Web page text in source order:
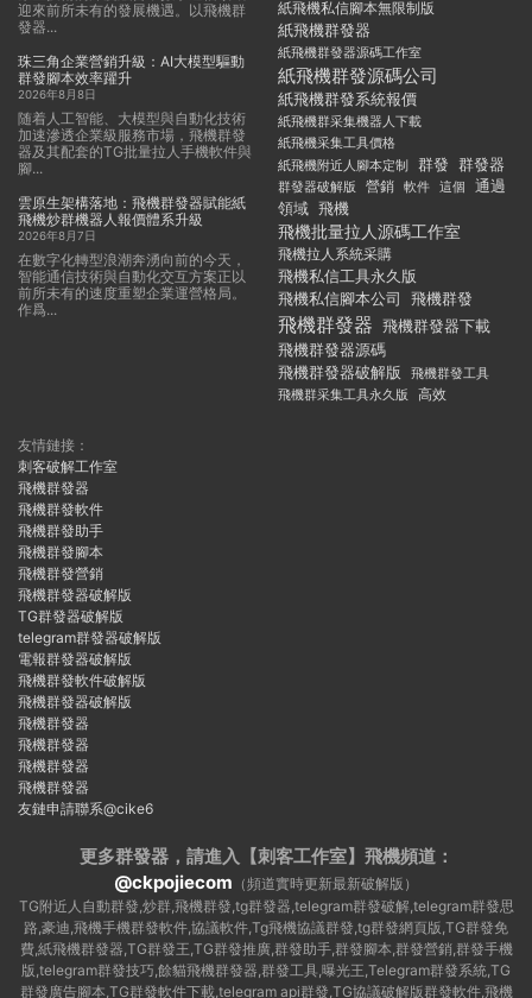
迎來前所未有的發展機遇。以飛機群
發器...
珠三角企業營銷升級：AI大模型驅動
群發腳本效率躍升
2026年8月8日
随着人工智能、大模型與自動化技術
加速滲透企業級服務市場，飛機群發
器及其配套的TG批量拉人手機軟件與
腳...
雲原生架構落地：飛機群發器賦能紙
飛機炒群機器人報價體系升級
2026年8月7日
在數字化轉型浪潮奔湧向前的今天，
智能通信技術與自動化交互方案正以
前所未有的速度重塑企業運營格局。
作爲...
紙飛機私信腳本無限制版
紙飛機群發器
紙飛機群發器源碼工作室
紙飛機群發源碼公司
紙飛機群發系統報價
紙飛機群采集機器人下載
紙飛機采集工具價格
紙飛機附近人腳本定制
群發 群發器
群發器破解版 營銷 軟件 這個
通過
領域 飛機
飛機批量拉人源碼工作室
飛機拉人系統采購
飛機私信工具永久版
飛機私信腳本公司
飛機群發
飛機群發器 飛機群發器下載
飛機群發器源碼
飛機群發器破解版
飛機群發工具
飛機群采集工具永久版
高效
友情鏈接：
刺客破解工作室
飛機群發器
飛機群發軟件
飛機群發助手
飛機群發腳本
飛機群發營銷
飛機群發器破解版
TG群發器破解版
telegram群發器破解版
電報群發器破解版
飛機群發軟件破解版
飛機群發器破解版
飛機群發器
飛機群發器
飛機群發器
飛機群發器
友鏈申請聯系@cike6
更多群發器，請進入【刺客工作室】 飛機頻道：
@ckpojiecom （頻道實時更新最新破解版）
TG附近人自動群發,炒群,飛機群發,tg群發器,telegram群發破解,telegram群發思
路,豪迪,飛機手機群發軟件,協議軟件,Tg飛機協議群發,tg群發網頁版,TG群發免
費,紙飛機群發器,TG群發王,TG群發推廣,群發助手,群發腳本,群發營銷,群發手機
版,telegram群發技巧,餘貓飛機群發器,群發工具,曝光王,Telegram群發系統,TG
群發廣告腳本,TG群發軟件下載,telegram api群發,TG協議破解版群發軟件,飛機